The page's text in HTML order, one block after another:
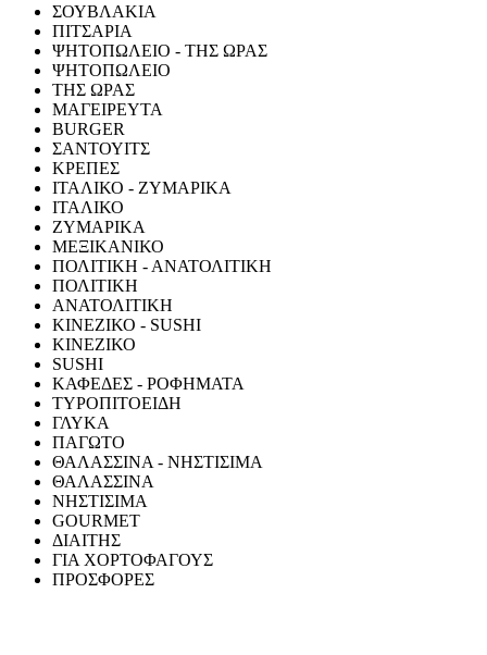
ΣΟΥΒΛΑΚΙΑ
ΠΙΤΣΑΡΙΑ
ΨΗΤΟΠΩΛΕΙΟ - ΤΗΣ ΩΡΑΣ
ΨΗΤΟΠΩΛΕΙΟ
ΤΗΣ ΩΡΑΣ
ΜΑΓΕΙΡΕΥΤΑ
BURGER
ΣΑΝΤΟΥΙΤΣ
ΚΡΕΠΕΣ
ΙΤΑΛΙΚΟ - ΖΥΜΑΡΙΚΑ
ΙΤΑΛΙΚΟ
ΖΥΜΑΡΙΚΑ
ΜΕΞΙΚΑΝΙΚΟ
ΠΟΛΙΤΙΚΗ - ΑΝΑΤΟΛΙΤΙΚΗ
ΠΟΛΙΤΙΚΗ
ΑΝΑΤΟΛΙΤΙΚΗ
ΚΙΝΕΖΙΚΟ - SUSHI
ΚΙΝΕΖΙΚΟ
SUSHI
ΚΑΦΕΔΕΣ - ΡΟΦΗΜΑΤΑ
ΤΥΡΟΠΙΤΟΕΙΔΗ
ΓΛΥΚΑ
ΠΑΓΩΤΟ
ΘΑΛΑΣΣΙΝΑ - ΝΗΣΤΙΣΙΜΑ
ΘΑΛΑΣΣΙΝΑ
ΝΗΣΤΙΣΙΜΑ
GOURMET
ΔΙΑΙΤΗΣ
ΓΙΑ ΧΟΡΤΟΦΑΓΟΥΣ
ΠΡΟΣΦΟΡΕΣ